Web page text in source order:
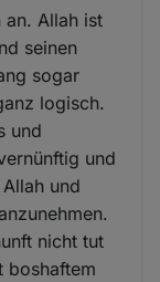
an. Allah ist
seinen
sogar
logisch.
und
und
und
nicht tut
boshaftem